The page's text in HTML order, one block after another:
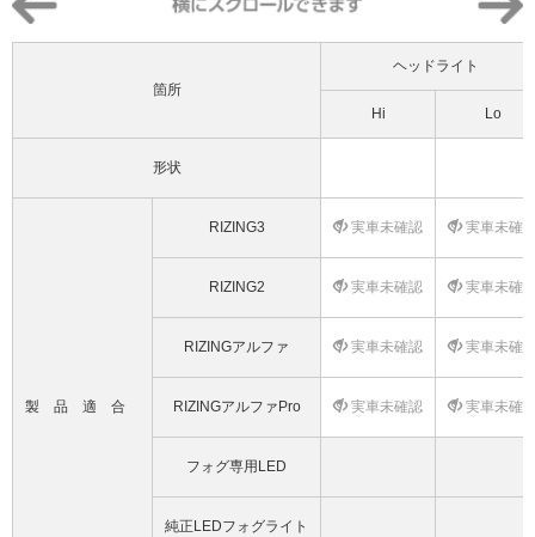
箇所
ヘッドライト
Hi Lo
形状
製品適合
RIZING3 実車未確認 実車未確
RIZING2 実車未確認 実車未確
RIZINGアルファ 実車未確認 実車未確
RIZINGアルファPro 実車未確認 実車未確
フォグ専用LED
純正LEDフォグライト